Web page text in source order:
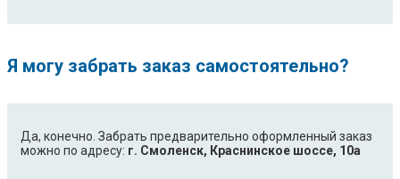
Я могу забрать заказ самостоятельно?
Да, конечно. Забрать предварительно оформленный заказ
можно по адресу: г. Смоленск, Краснинское шоссе, 10а